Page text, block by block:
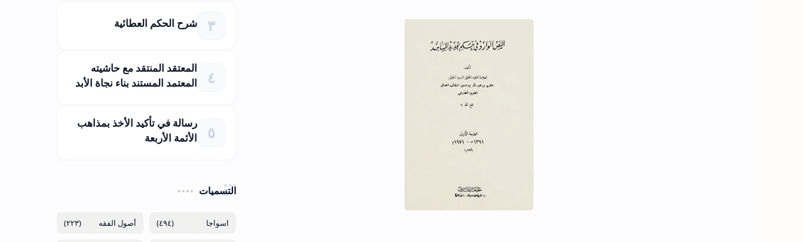
شرح الحكم العطائية
المعتقد المنتقد مع حاشيته
المعتمد المستند بناء نجاة الأبد
رسالة في تأكيد الأخذ بمذاهب
الأئمة الأربعة
التسميات
(٤٩٤) (٢٢٣)